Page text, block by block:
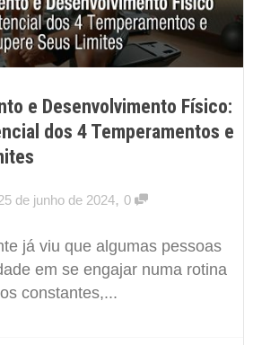
e Desenvolvimento Físico:
dos 4 Temperamentos e
de junho de 2024, 0
já viu que algumas pessoas
em se engajar numa rotina
constantes,...